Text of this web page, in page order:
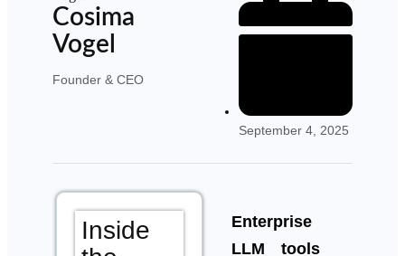
Cosima
Vogel
Founder & CEO
September 4, 2025
Inside
Enterprise
LLM tools